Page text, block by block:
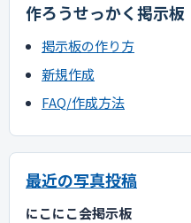
作ろうせっかく掲示板
掲示板の作り方
新規作成
FAQ/作成方法
最近の写真投稿
にこにこ会掲示板